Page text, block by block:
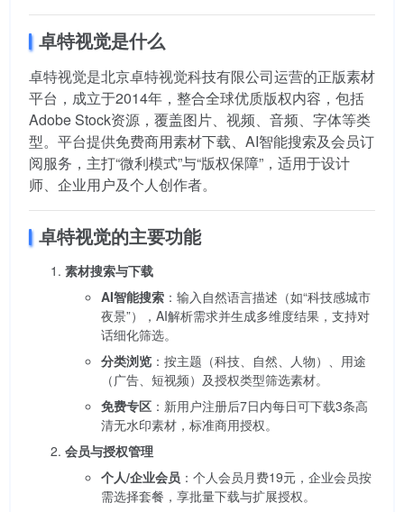
卓特视觉是什么
卓特视觉是北京卓特视觉科技有限公司运营的正版素材
平台，成立于2014年，整合全球优质版权内容，包括
Adobe Stock资源，覆盖图片、视频、音频、字体等类
型。平台提供免费商用素材下载、AI智能搜索及会员订
阅服务，主打“微利模式”与“版权保障”，适用于设计
师、企业用户及个人创作者。
卓特视觉的主要功能
素材搜索与下载
AI智能搜索 ：输入自然语言描述（如“科技感城市
夜景”），AI解析需求并生成多维度结果，支持对
话细化筛选。
分类浏览 ：按主题（科技、自然、人物）、用途
（广告、短视频）及授权类型筛选素材。
免费专区 ：新用户注册后7日内每日可下载3条高
清无水印素材，标准商用授权。
会员与授权管理
个人/企业会员 ：个人会员月费19元，企业会员按
需选择套餐，享批量下载与扩展授权。